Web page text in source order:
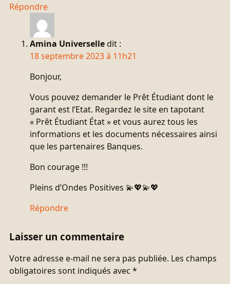
Répondre
Amina Universelledit :
18 septembre 2023 à 11h21
Bonjour,
Vous pouvez demander le Prêt Étudiant dont le
garant est l’Etat. Regardez le site en tapotant
« Prêt Étudiant État » et vous aurez tous les
informations et les documents nécessaires ainsi
que les partenaires Banques.
Bon courage !!!
Pleins d’Ondes Positives 💫💖💫💖
Répondre
Laisser un commentaire
Votre adresse e-mail ne sera pas publiée. Les champs
obligatoires sont indiqués avec *